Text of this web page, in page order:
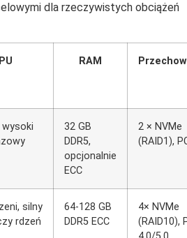
dla rzeczywistych obciążeń
RAM
wysoki
32 GB
DDR5,
opcjonalnie
ECC
2 × NVMe
(RAID1),
silny
rdzeń
64-128 GB
DDR5 ECC
4× NVMe
(RAID10),